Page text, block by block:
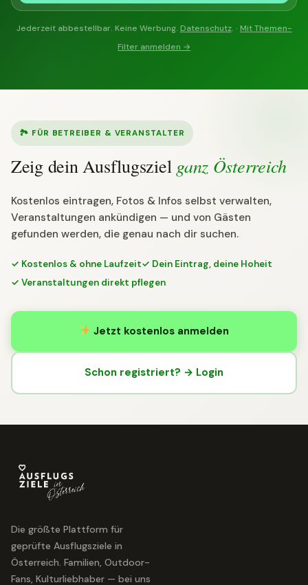
Jederzeit abbestellbar. Keine Werbung. Datenschutz. · Mit Themen-
Filter anmelden →
🏞 FÜR BETREIBER & VERANSTALTER
Zeig dein Ausflugsziel ganz Österreich
Kostenlos eintragen, Fotos & Infos selbst verwalten,
Veranstaltungen ankündigen — und von Gästen
gefunden werden, die genau nach dir suchen.
✓ Kostenlos & ohne Laufzeit✓ Dein Eintrag, deine Hoheit
✓ Veranstaltungen direkt pflegen
Jetzt kostenlos anmelden
Schon registriert? → Login
Die größte Plattform für
geprüfte Ausflugsziele in
Österreich. Familien, Outdoor-
Fans, Kulturliebhaber — bei uns